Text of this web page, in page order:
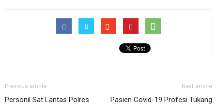
Previous article
Personil Sat Lantas Polres
Next article
Pasien Covid-19 Profesi Tukang